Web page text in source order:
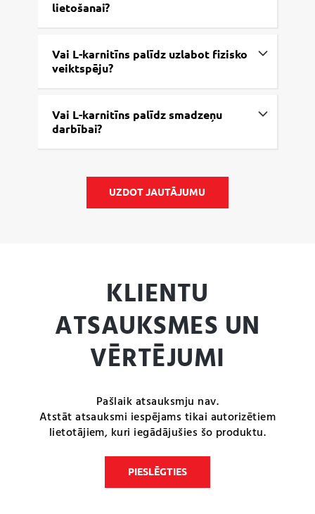
lietošanai?
Vai L-karnitīns palīdz uzlabot fizisko
veiktspēju?
Vai L-karnitīns palīdz smadzeņu
darbībai?
UZDOT JAUTĀJUMU
KLIENTU
ATSAUKSMES UN
VĒRTĒJUMI
Pašlaik atsauksmju nav.
Atstāt atsauksmi iespējams tikai autorizētiem
lietotājiem, kuri iegādājušies šo produktu.
PIESLĒGTIES